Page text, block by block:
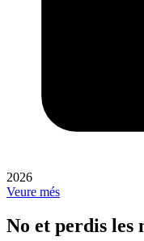
2026
Veure més
No et perdis les